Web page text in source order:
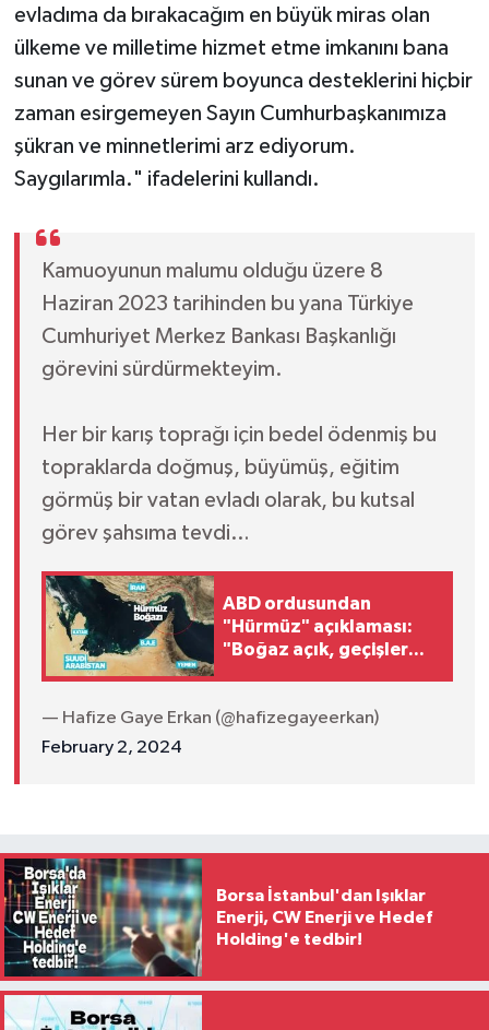
evladıma da bırakacağım en büyük miras olan
ülkeme ve milletime hizmet etme imkanını bana
sunan ve görev sürem boyunca desteklerini hiçbir
zaman esirgemeyen Sayın Cumhurbaşkanımıza
şükran ve minnetlerimi arz ediyorum.
Saygılarımla." ifadelerini kullandı.
Kamuoyunun malumu olduğu üzere 8
Haziran 2023 tarihinden bu yana Türkiye
Cumhuriyet Merkez Bankası Başkanlığı
görevini sürdürmekteyim.
Her bir karış toprağı için bedel ödenmiş bu
topraklarda doğmuş, büyümüş, eğitim
görmüş bir vatan evladı olarak, bu kutsal
görev şahsıma tevdi…
ABD ordusundan
"Hürmüz" açıklaması:
"Boğaz açık, geçişler
— Hafize Gaye Erkan (@hafizegayeerkan)
February 2, 2024
Borsa İstanbul'dan Işıklar
Enerji, CW Enerji ve Hedef
Holding'e tedbir!